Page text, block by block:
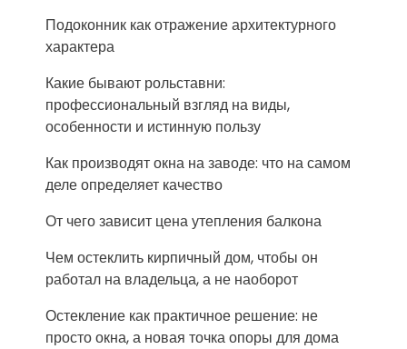
Подоконник как отражение архитектурного
характера
Какие бывают рольставни:
профессиональный взгляд на виды,
особенности и истинную пользу
Как производят окна на заводе: что на самом
деле определяет качество
От чего зависит цена утепления балкона
Чем остеклить кирпичный дом, чтобы он
работал на владельца, а не наоборот
Остекление как практичное решение: не
просто окна, а новая точка опоры для дома